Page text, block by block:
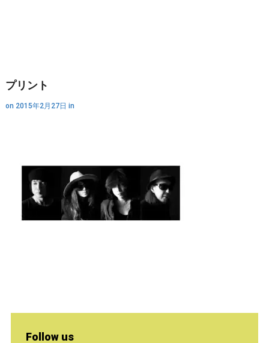
プリント
on 2015年2月27日 in
Follow us